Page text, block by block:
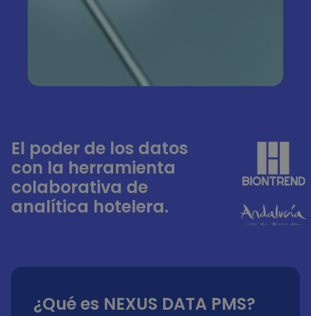
El poder de los datos
con la herramienta
colaborativa de
analítica hotelera.
¿Qué es NEXUS DATA PMS?